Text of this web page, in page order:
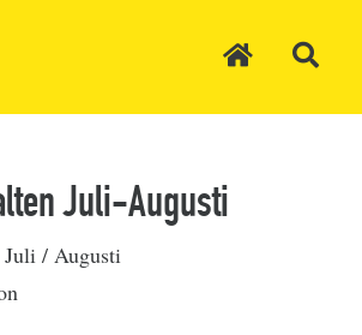
Juli-Augusti
/ Augusti